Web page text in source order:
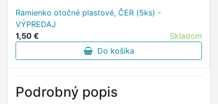
Ramienko otočné plastové, ČER (5ks) -
VÝPREDAJ
1,50 €
Skladom
Do košíka
Podrobný popis